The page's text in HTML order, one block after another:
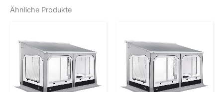
Ähnliche Produkte